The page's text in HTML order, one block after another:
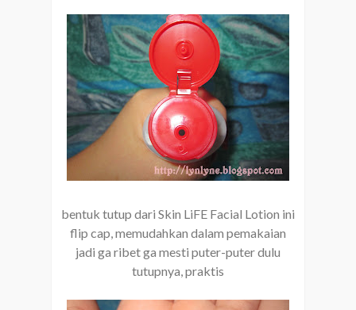
bentuk tutup dari Skin LiFE Facial Lotion ini
flip cap, memudahkan dalam pemakaian
jadi ga ribet ga mesti puter-puter dulu
tutupnya, praktis